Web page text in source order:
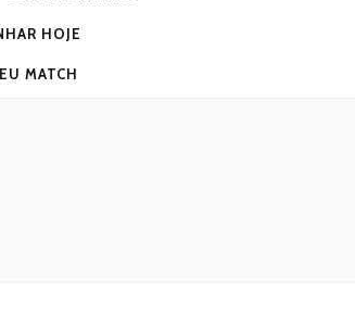
HOJE
MATCH